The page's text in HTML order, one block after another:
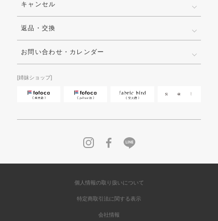
キャンセル
返品・交換
お問い合わせ・カレンダー
[姉妹ショップ]
個人情報の取り扱いについて
特定商取引法に関する表示
会社情報